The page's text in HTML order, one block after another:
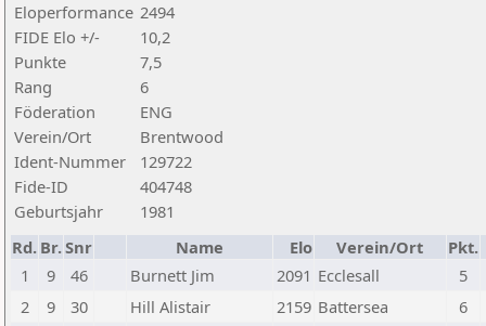
Eloperformance 2494
FIDE Elo +/-
10,2
Punkte
7,5
Rang
6
Föderation
ENG
Verein/Ort
Brentwood
Ident-Nummer
129722
Fide-ID
404748
Geburtsjahr
1981
Rd. Br.Snr Name Elo Verein/Ort
Pkt.
1
9 46 Burnett Jim 2091 Ecclesall
5
2
9 30 Hill Alistair 2159 Battersea
6